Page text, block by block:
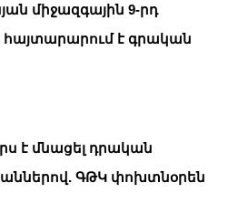
միջազգային 9-րդ
է գրական
է մնացել դրական
ԳԹԿ փոխտնօրեն